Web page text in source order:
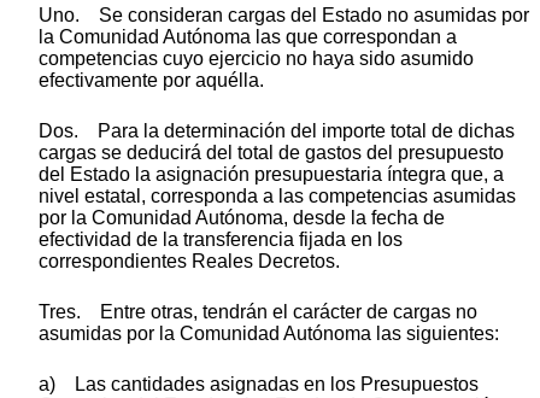
Uno. Se consideran cargas del Estado no asumidas por
la Comunidad Autónoma las que correspondan a
competencias cuyo ejercicio no haya sido asumido
efectivamente por aquélla.
Dos. Para la determinación del importe total de dichas
cargas se deducirá del total de gastos del presupuesto
del Estado la asignación presupuestaria íntegra que, a
nivel estatal, corresponda a las competencias asumidas
por la Comunidad Autónoma, desde la fecha de
efectividad de la transferencia fijada en los
correspondientes Reales Decretos.
Tres. Entre otras, tendrán el carácter de cargas no
asumidas por la Comunidad Autónoma las siguientes:
a) Las cantidades asignadas en los Presupuestos